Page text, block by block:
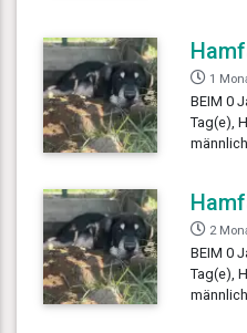
1
BEIM 0
Tag(e),
2
BEIM 0
Tag(e),